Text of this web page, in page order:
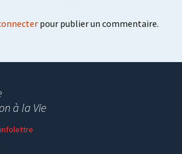
pour publier un commentaire.
à la Vie